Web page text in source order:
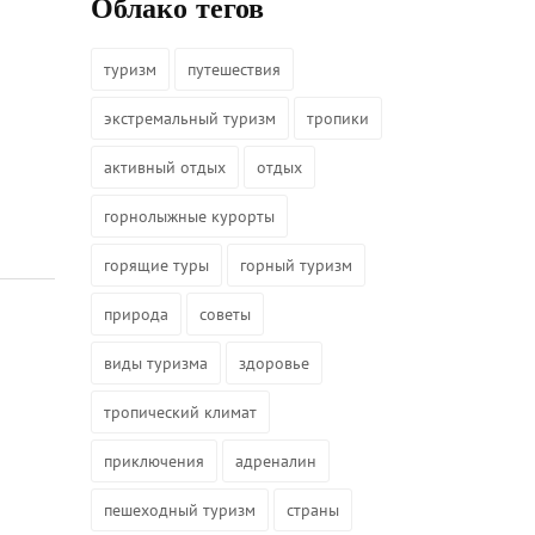
Облако тегов
туризм путешествия
экстремальный туризм тропики
активный отдых отдых
горнолыжные курорты
горящие туры горный туризм
природа советы
виды туризма здоровье
тропический климат
приключения адреналин
пешеходный туризм страны